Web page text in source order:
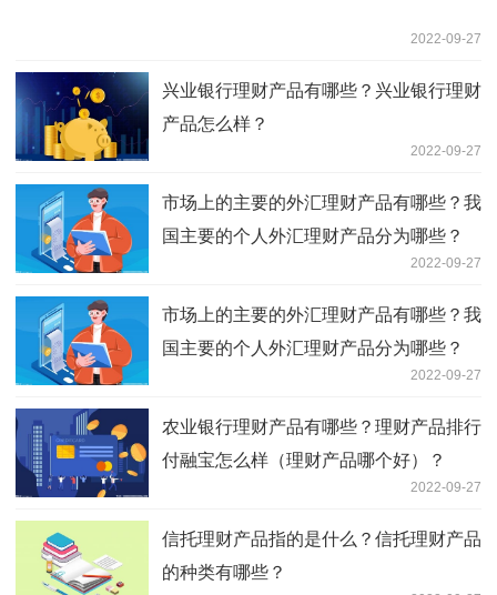
2022-09-27
兴业银行理财产品有哪些？兴业银行理财
产品怎么样？
2022-09-27
市场上的主要的外汇理财产品有哪些？我
国主要的个人外汇理财产品分为哪些？
2022-09-27
市场上的主要的外汇理财产品有哪些？我
国主要的个人外汇理财产品分为哪些？
2022-09-27
农业银行理财产品有哪些？理财产品排行
付融宝怎么样（理财产品哪个好）？
2022-09-27
信托理财产品指的是什么？信托理财产品
的种类有哪些？